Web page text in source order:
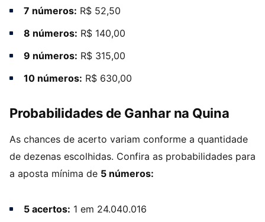
7 números: R$ 52,50
8 números: R$ 140,00
9 números: R$ 315,00
10 números: R$ 630,00
Probabilidades de Ganhar na Quina
As chances de acerto variam conforme a quantidade
de dezenas escolhidas. Confira as probabilidades para
a aposta mínima de 5 números:
5 acertos: 1 em 24.040.016